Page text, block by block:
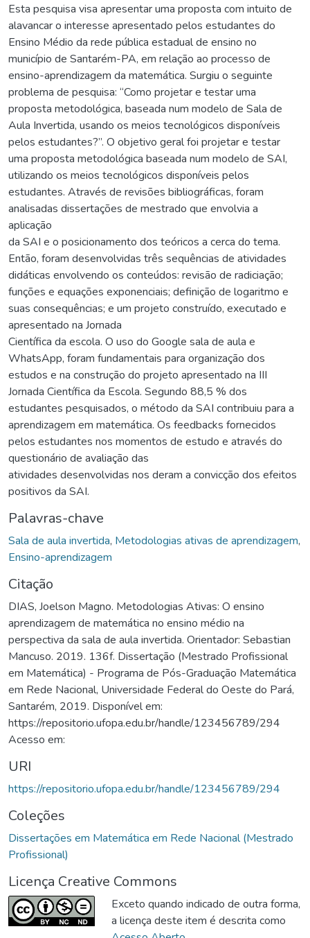
Esta pesquisa visa apresentar uma proposta com intuito de
alavancar o interesse apresentado pelos estudantes do
Ensino Médio da rede pública estadual de ensino no
município de Santarém-PA, em relação ao processo de
ensino-aprendizagem da matemática. Surgiu o seguinte
problema de pesquisa: “Como projetar e testar uma
proposta metodológica, baseada num modelo de Sala de
Aula Invertida, usando os meios tecnológicos disponíveis
pelos estudantes?”. O objetivo geral foi projetar e testar
uma proposta metodológica baseada num modelo de SAI,
utilizando os meios tecnológicos disponíveis pelos
estudantes. Através de revisões bibliográficas, foram
analisadas dissertações de mestrado que envolvia a
aplicação
da SAI e o posicionamento dos teóricos a cerca do tema.
Então, foram desenvolvidas três sequências de atividades
didáticas envolvendo os conteúdos: revisão de radiciação;
funções e equações exponenciais; definição de logaritmo e
suas consequências; e um projeto construído, executado e
apresentado na Jornada
Científica da escola. O uso do Google sala de aula e
WhatsApp, foram fundamentais para organização dos
estudos e na construção do projeto apresentado na III
Jornada Científica da Escola. Segundo 88,5 % dos
estudantes pesquisados, o método da SAI contribuiu para a
aprendizagem em matemática. Os feedbacks fornecidos
pelos estudantes nos momentos de estudo e através do
questionário de avaliação das
atividades desenvolvidas nos deram a convicção dos efeitos
positivos da SAI.
Palavras-chave
Sala de aula invertida, Metodologias ativas de aprendizagem,
Ensino-aprendizagem
Citação
DIAS, Joelson Magno. Metodologias Ativas: O ensino
aprendizagem de matemática no ensino médio na
perspectiva da sala de aula invertida. Orientador: Sebastian
Mancuso. 2019. 136f. Dissertação (Mestrado Profissional
em Matemática) - Programa de Pós-Graduação Matemática
em Rede Nacional, Universidade Federal do Oeste do Pará,
Santarém, 2019. Disponível em:
https://repositorio.ufopa.edu.br/handle/123456789/294
Acesso em:
URI
https://repositorio.ufopa.edu.br/handle/123456789/294
Coleções
Dissertações em Matemática em Rede Nacional (Mestrado
Profissional)
Licença Creative Commons
Exceto quando indicado de outra forma,
a licença deste item é descrita como